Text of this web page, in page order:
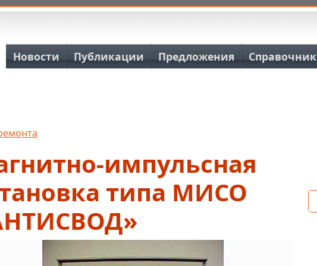
Основная навигация
Новости Публикации Предложения Справочник
импульсная
типа МИСО